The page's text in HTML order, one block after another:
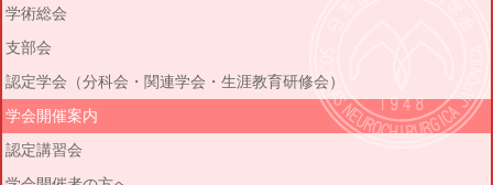
学術総会
支部会
認定学会（分科会・関連学会・生涯教育研修会）
学会開催案内
認定講習会